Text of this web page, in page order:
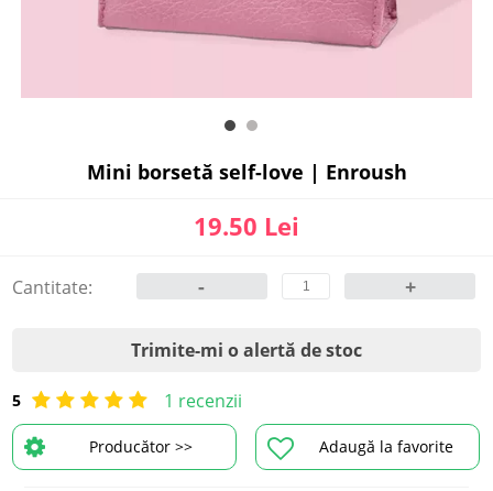
5 1 recenzii
Adaugă la favorite
Producător >>
Mini borsetă self-love | Enroush
19.50 Lei
Cantitate: - +
Trimite-mi o alertă de stoc